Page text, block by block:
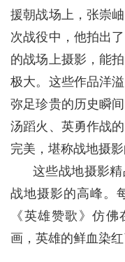
援朝战场上，张崇
次战役中，他拍出
的战场上摄影，能
极大。这些作品洋
弥足珍贵的历史瞬
汤蹈火、英勇作战
完美，堪称战地摄影
这些战地摄影
战地摄影的高峰。
《英雄赞歌》仿
画，英雄的鲜血染